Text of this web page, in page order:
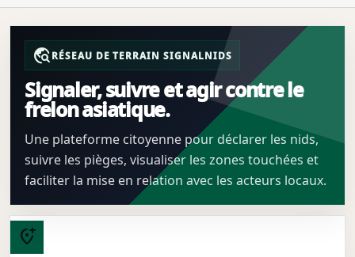
travel_exploreRÉSEAU DE TERRAIN SIGNALNIDS
Signaler, suivre et agir contre le
frelon asiatique.
Une plateforme citoyenne pour déclarer les nids,
suivre les pièges, visualiser les zones touchées et
faciliter la mise en relation avec les acteurs locaux.
add_location_alt